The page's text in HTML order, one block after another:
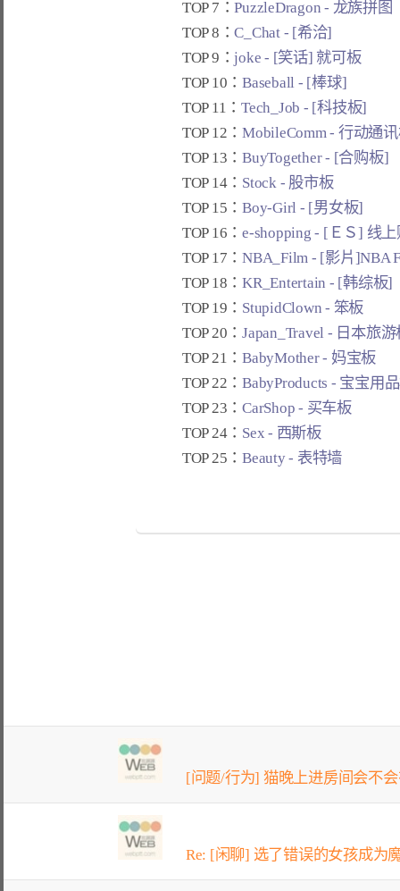
TOP 7：PuzzleDragon - 龙族拼图
TOP 8：C_Chat - [希洽]
TOP 9：joke - [笑话] 就可板
TOP 10：Baseball - [棒球]
TOP 11：Tech_Job - [科技板]
TOP 12：MobileComm - 行动通
TOP 13：BuyTogether - [合购板]
TOP 14： Stock - 股市板
TOP 15：Boy-Girl - [男女板]
TOP 16：e-shopping - [ＥＳ] 线
TOP 17：NBA_Film - [影片]NBA
TOP 18：KR_Entertain - [韩综板]
TOP 19： StupidClown - 笨板
TOP 20：Japan_Travel - 日本旅游
TOP 21：BabyMother - 妈宝板
TOP 22：BabyProducts - 宝宝用
TOP 23：CarShop - 买车板
TOP 24： Sex - 西斯板
TOP 25：Beauty - 表特墙
[问题/行为] 猫晚上进房间会不
Re: [闲聊] 选了错误的女孩成为